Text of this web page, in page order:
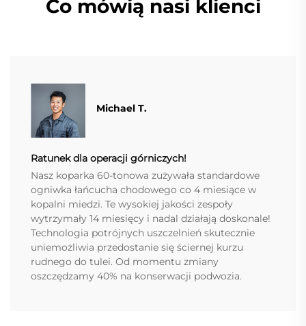
Co mówią nasi klienci
Michael T.
Ratunek dla operacji górniczych!
Nasz koparka 60-tonowa zużywała standardowe
ogniwka łańcucha chodowego co 4 miesiące w
kopalni miedzi. Te wysokiej jakości zespoły
wytrzymały 14 miesięcy i nadal działają doskonale!
Technologia potrójnych uszczelnień skutecznie
uniemożliwia przedostanie się ściernej kurzu
rudnego do tulei. Od momentu zmiany
oszczędzamy 40% na konserwacji podwozia.